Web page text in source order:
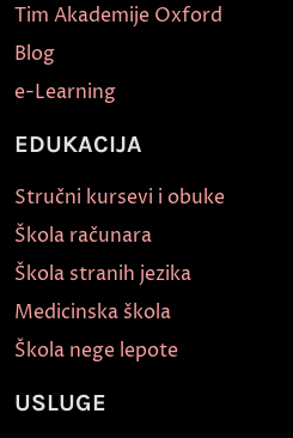
Tim Akademije Oxford
Blog
e-Learning
EDUKACIJA
Stručni kursevi i obuke
Škola računara
Škola stranih jezika
Medicinska škola
Škola nege lepote
USLUGE